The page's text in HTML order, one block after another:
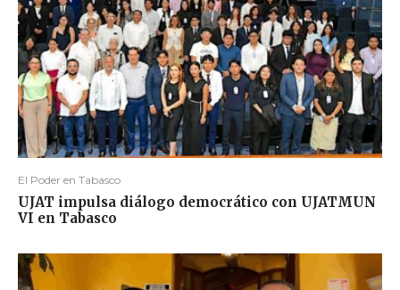
El Poder en Tabasco
UJAT impulsa diálogo democrático con UJATMUN
VI en Tabasco